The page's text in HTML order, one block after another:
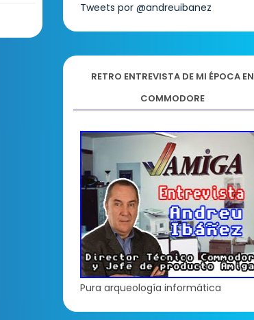
Tweets por @andreuibanez
RETRO ENTREVISTA DE MI ÉPOCA EN
COMMODORE
Pura arqueología informática